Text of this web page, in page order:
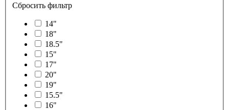
Сбросить фильтр
14"
18"
18.5"
15"
17"
20"
19"
15.5"
16"